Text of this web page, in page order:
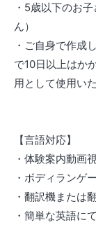
・5歳以下のお
ん）
・ご自身で作成
で10日以上はか
用として使用い
【言語対応】
・体験案内動画
・ボディランゲ
・翻訳機または
・簡単な英語に